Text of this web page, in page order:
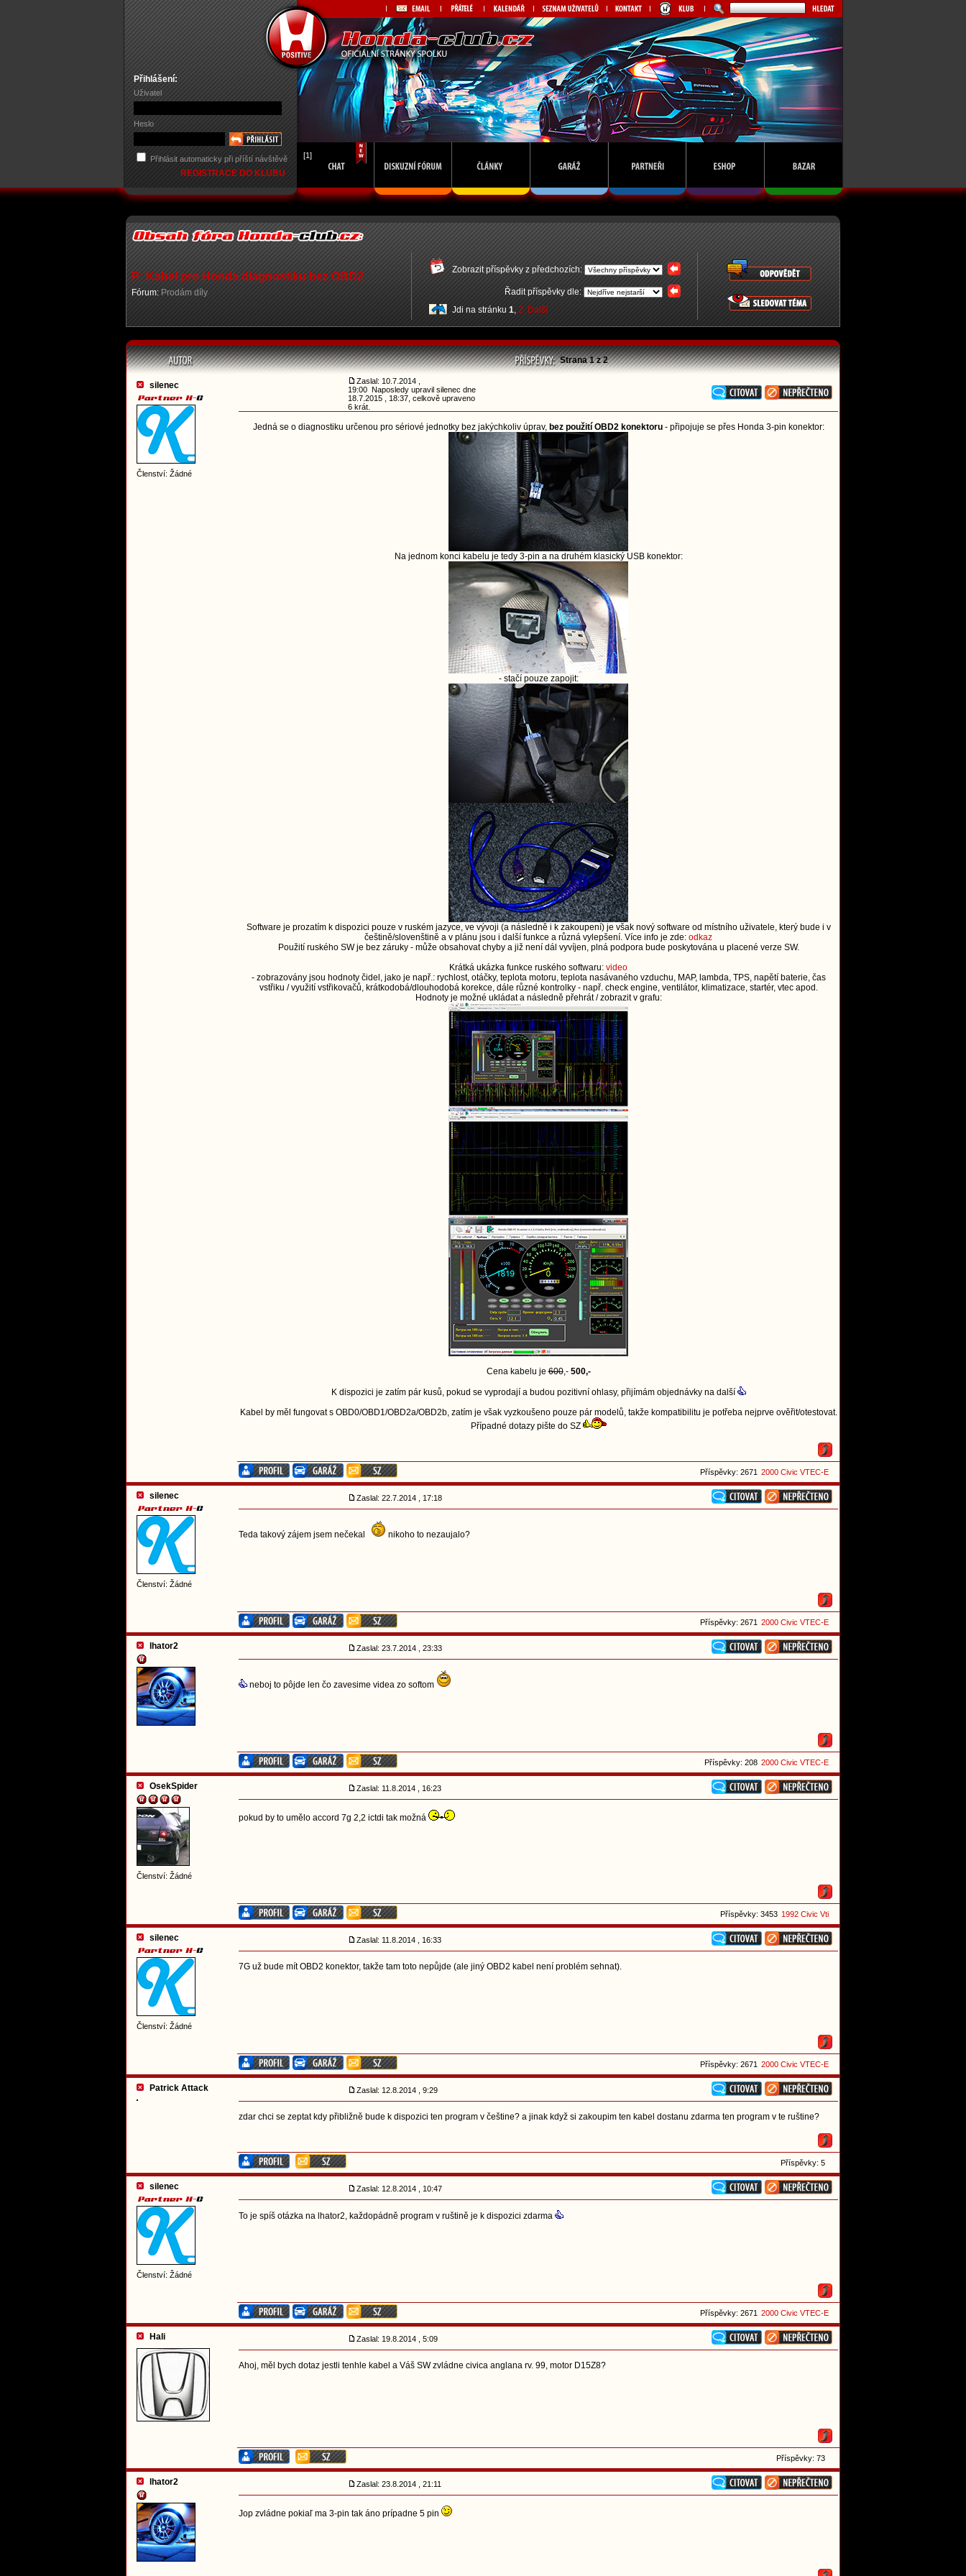
Přihlášení:
Uživatel
Heslo
Přihlásit automaticky při příští návštěvě
REGISTRACE DO KLUBU
[1]
P: Kabel pro Honda diagnostiku bez OBD2
Fórum: Prodám díly
Zobrazit příspěvky z předchozích:
Řadit příspěvky dle:
Jdi na stránku 1, 2 Další
Strana1z2
silenec
Členství: Žádné
Zaslal: 10.7.2014 ,
19:00 Naposledy upravil silenec dne
18.7.2015 , 18:37, celkově upraveno
6 krát.
Jedná se o diagnostiku určenou pro sériové jednotky bez jakýchkoliv úprav, bez použití OBD2 konektoru- připojuje se přes Honda 3-pin konektor:
Na jednom konci kabelu je tedy 3-pin a na druhém klasický USB konektor:
- stačí pouze zapojit:
Software je prozatím k dispozici pouze v ruském jazyce, ve vývoji (a následně i k zakoupení) je však nový software od místního uživatele, který bude i v
češtině/slovenštině a v plánu jsou i další funkce a různá vylepšení. Více info je zde: odkaz
Použití ruského SW je bez záruky - může obsahovat chyby a již není dál vyvíjen, plná podpora bude poskytována u placené verze SW.
Krátká ukázka funkce ruského softwaru: video
- zobrazovány jsou hodnoty čidel, jako je např.: rychlost, otáčky, teplota motoru, teplota nasávaného vzduchu, MAP, lambda, TPS, napětí baterie, čas
vstřiku / využití vstřikovačů, krátkodobá/dlouhodobá korekce, dále různé kontrolky - např. check engine, ventilátor, klimatizace, startér, vtec apod.
Hodnoty je možné ukládat a následně přehrát / zobrazit v grafu:
Cena kabelu je600,- 500,-
K dispozici je zatím pár kusů, pokud se vyprodají a budou pozitivní ohlasy, přijímám objednávky na další
Kabel by měl fungovat s OBD0/OBD1/OBD2a/OBD2b, zatím je však vyzkoušeno pouze pár modelů, takže kompatibilitu je potřeba nejprve ověřit/otestovat.
Případné dotazy pište do SZ
Příspěvky: 2671 2000 Civic VTEC-E
silenec
Členství: Žádné
Zaslal: 22.7.2014 , 17:18
Teda takový zájem jsem nečekal nikoho to nezaujalo?
Příspěvky: 2671 2000 Civic VTEC-E
lhator2 Zaslal: 23.7.2014 , 23:33
neboj to pôjde len čo zavesime videa zo softom
Příspěvky: 208 2000 Civic VTEC-E
OsekSpider
Členství: Žádné
Zaslal: 11.8.2014 , 16:23
pokud by to umělo accord 7g 2,2 ictdi tak možná
Příspěvky: 3453 1992 Civic Vti
silenec
Členství: Žádné
Zaslal: 11.8.2014 , 16:33
7G už bude mít OBD2 konektor, takže tam toto nepůjde (ale jiný OBD2 kabel není problém sehnat).
Příspěvky: 2671 2000 Civic VTEC-E
Patrick Attack Zaslal: 12.8.2014 , 9:29
zdar chci se zeptat kdy přibližně bude k dispozici ten program v češtine? a jinak když si zakoupim ten kabel dostanu zdarma ten program v te ruštine?
Příspěvky: 5
silenec
Členství: Žádné
Zaslal: 12.8.2014 , 10:47
To je spíš otázka na lhator2, každopádně program v ruštině je k dispozici zdarma
Příspěvky: 2671 2000 Civic VTEC-E
Hali Zaslal: 19.8.2014 , 5:09
Ahoj, měl bych dotaz jestli tenhle kabel a Váš SW zvládne civica anglana rv. 99, motor D15Z8?
Příspěvky: 73
lhator2 Zaslal: 23.8.2014 , 21:11
Jop zvládne pokiaľ ma 3-pin tak áno prípadne 5 pin